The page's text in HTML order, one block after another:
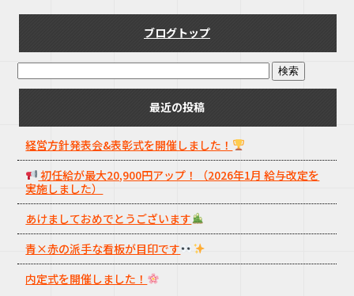
ブログトップ
最近の投稿
経営方針発表会&表彰式を開催しました！
初任給が最大20,900円アップ！（2026年1月 給与改定を
実施しました）
あけましておめでとうございます
青×赤の派手な看板が目印です
内定式を開催しました！